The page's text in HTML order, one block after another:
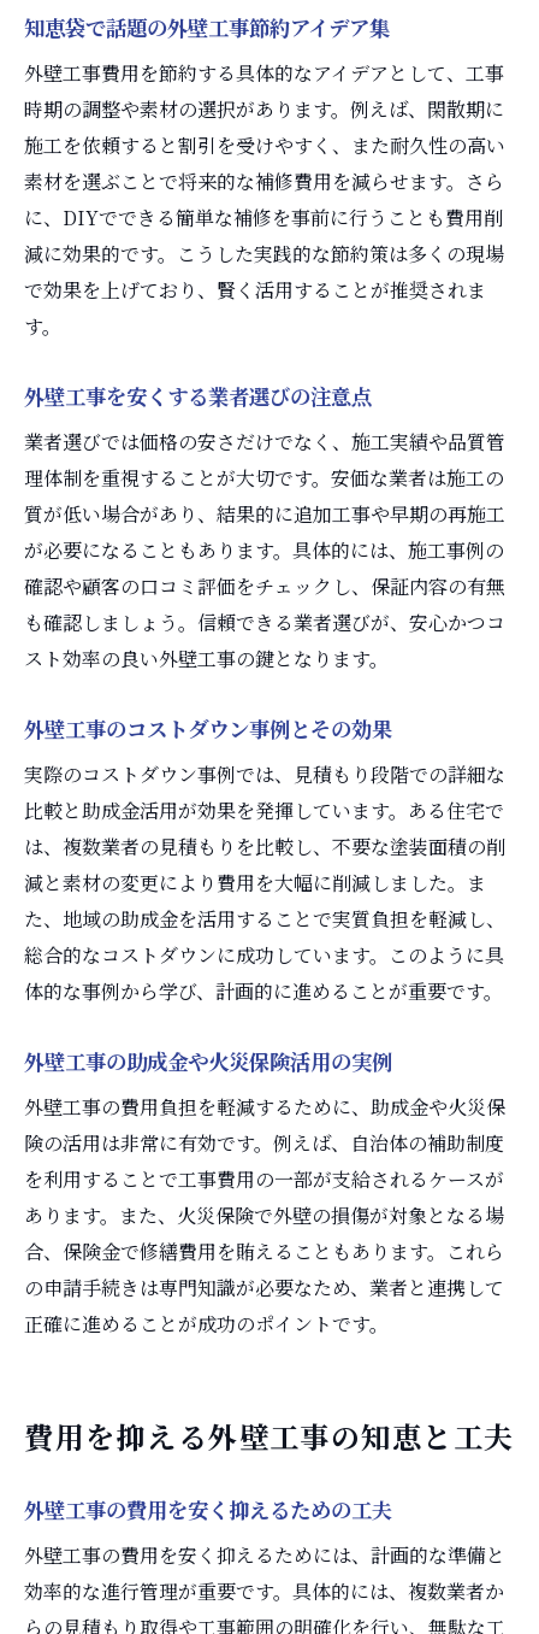
外壁工事と助成金で失敗しないポイント
外壁塗装の相場から学ぶ賢い費用管理
外壁塗装の相場を正しく把握するコツ
坪数別の外壁工事費用と見積もりの注意点
外壁工事の見積もりで安すぎる理由を確認
外壁塗装費用を安く抑える工夫と裏ワザ
相場より安い外壁工事業者の信頼性を見極
める
方
外壁工事で長持ち素材を選ぶ際のポイント
外壁で最も長持ちする素材と費用比較のコ
ツ
コストダウンを叶える外壁素材選びの工夫
外壁工事費用を左右する素材選定の基準
外壁工事の耐用年数と費用対効果について
火災保険も活用できる外壁工事費用対策
外壁工事費用を火災保険でカバーする方法
外壁工事と火災保険の申請ポイント解説
外壁塗装火災保険の利用条件と注意事項
火災保険を活用した外壁工事実例紹介
外壁工事で火災保険が使えるケースとは
火災保険と助成金の併用による費用軽減策
外壁塗装を20年放置すると起こる劣化症状
外壁塗装手遅れによる修繕費用増加の実態
外壁工事の適切なタイミングと見極め方
放置期間が長い場合の外壁工事費用の傾向
外壁塗装を長持ちさせる定期点検の重要性
早めの外壁工事でコストダウンする理由
無駄を省く外壁工事の見積もり比較法
外壁工事の費用明細で無駄な項目を削減
信頼できる外壁工事業者の選び方ガイド
外壁工事でコストダウンを実現する比較法
知恵袋で話題の外壁工事節約アイデア集
外壁工事費用を節約する具体的なアイデアとして、工事
時期の調整や素材の選択があります。例えば、閑散期に
施工を依頼すると割引を受けやすく、また耐久性の高い
素材を選ぶことで将来的な補修費用を減らせます。さら
に、DIYでできる簡単な補修を事前に行うことも費用削
減に効果的です。こうした実践的な節約策は多くの現場
で効果を上げており、賢く活用することが推奨されま
す。
外壁工事を安くする業者選びの注意点
業者選びでは価格の安さだけでなく、施工実績や品質管
理体制を重視することが大切です。安価な業者は施工の
質が低い場合があり、結果的に追加工事や早期の再施工
が必要になることもあります。具体的には、施工事例の
確認や顧客の口コミ評価をチェックし、保証内容の有無
も確認しましょう。信頼できる業者選びが、安心かつコ
スト効率の良い外壁工事の鍵となります。
外壁工事のコストダウン事例とその効果
実際のコストダウン事例では、見積もり段階での詳細な
比較と助成金活用が効果を発揮しています。ある住宅で
は、複数業者の見積もりを比較し、不要な塗装面積の削
減と素材の変更により費用を大幅に削減しました。ま
た、地域の助成金を活用することで実質負担を軽減し、
総合的なコストダウンに成功しています。このように具
体的な事例から学び、計画的に進めることが重要です。
外壁工事の助成金や火災保険活用の実例
外壁工事の費用負担を軽減するために、助成金や火災保
険の活用は非常に有効です。例えば、自治体の補助制度
を利用することで工事費用の一部が支給されるケースが
あります。また、火災保険で外壁の損傷が対象となる場
合、保険金で修繕費用を賄えることもあります。これら
の申請手続きは専門知識が必要なため、業者と連携して
正確に進めることが成功のポイントです。
費用を抑える外壁工事の知恵と工夫
外壁工事の費用を安く抑えるための工夫
外壁工事の費用を安く抑えるためには、計画的な準備と
効率的な進行管理が重要です。具体的には、複数業者か
らの見積もり取得や工事範囲の明確化を行い、無駄な工